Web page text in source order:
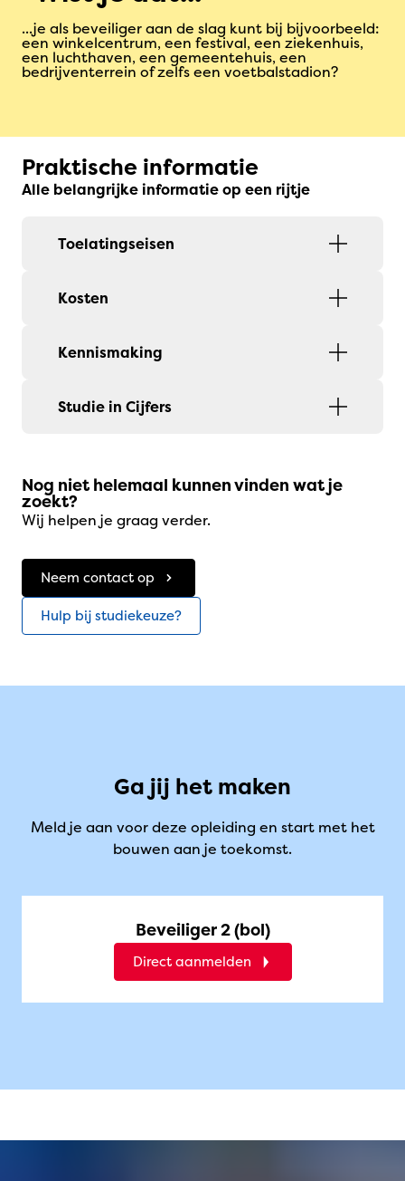
...je als beveiliger aan de slag kunt bij bijvoorbeeld:
een winkelcentrum, een festival, een ziekenhuis,
een luchthaven, een gemeentehuis, een
bedrijventerrein of zelfs een voetbalstadion?
Praktische informatie
Alle belangrijke informatie op een rijtje
Toelatingseisen
Kosten
Kennismaking
Studie in Cijfers
Nog niet helemaal kunnen vinden wat je
zoekt?
Wij helpen je graag verder.
Neem contact op
Hulp bij studiekeuze?
Ga jij het maken
Meld je aan voor deze opleiding en start met het
bouwen aan je toekomst.
Beveiliger 2 (bol)
Direct aanmelden